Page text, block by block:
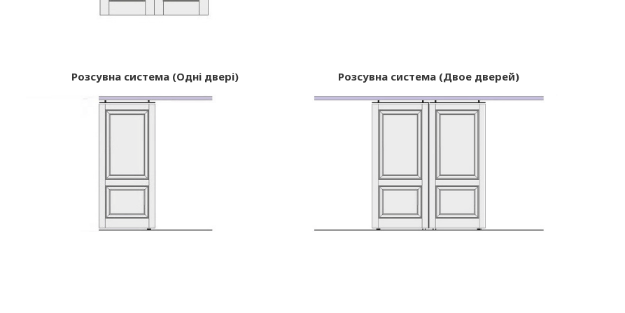
Розсувна система (Одні двері) Розсувна система (Двое дверей)